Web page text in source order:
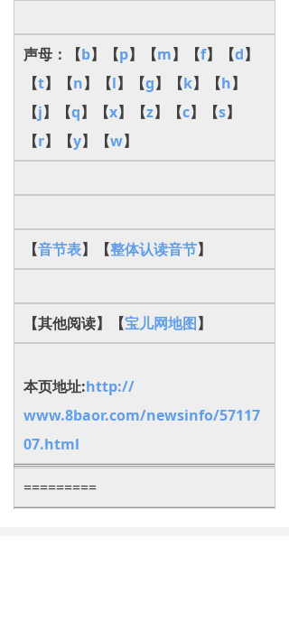
声母：【b】【p】【m】【f】【d】
【t】【n】【l】【g】【k】【h】
【j】【q】【x】【z】【c】【s】
【r】【y】【w】
【音节表】【整体认读音节】
【其他阅读】【宝儿网地图】
本页地址:http://
www.8baor.com/newsinfo/57117
07.html
=========